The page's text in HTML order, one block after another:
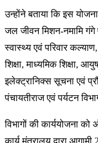
उन्होंने बताया कि इस
जल जीवन मिशन-नमामि गंगे
स्वास्थ्य एवं परिवार
शिक्षा, माध्यमिक शिक्षा,
इलेक्ट्रानिक्स सूचना एवं
पंचायतीराज एवं पर्यटन
विभागों की कार्ययोजना
कार्य मंत्रालय द्वारा